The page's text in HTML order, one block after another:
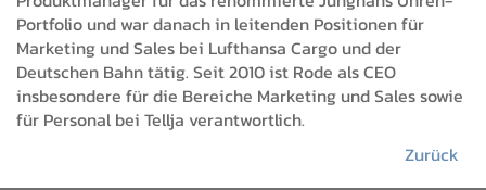
Portfolio und war danach in leitenden Positionen für
Marketing und Sales bei Lufthansa Cargo und der
Deutschen Bahn tätig. Seit 2010 ist Rode als CEO
insbesondere für die Bereiche Marketing und Sales sowie
für Personal bei Tellja verantwortlich.
Zurück